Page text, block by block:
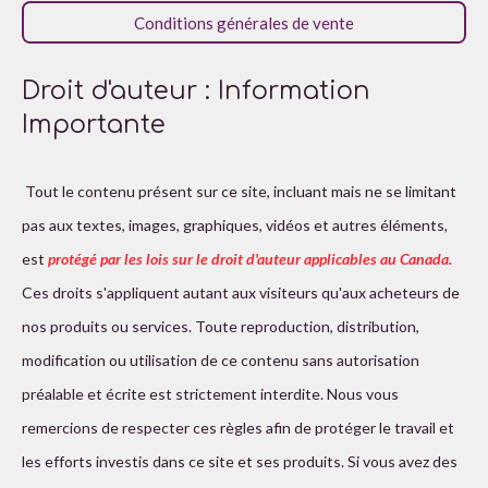
é
t
o
a
t
i
Conditions générales de vente
Droit d'auteur : Information
Importante
Tout le contenu présent sur ce site, incluant mais ne se limitant
pas aux textes, images, graphiques, vidéos et autres éléments,
est protégé par les lois sur le droit d'auteur applicables au Canada.
Ces droits s'appliquent autant aux visiteurs qu'aux acheteurs de
nos produits ou services. Toute reproduction, distribution,
modification ou utilisation de ce contenu sans autorisation
préalable et écrite est strictement interdite. Nous vous
remercions de respecter ces règles afin de protéger le travail et
les efforts investis dans ce site et ses produits. Si vous avez des